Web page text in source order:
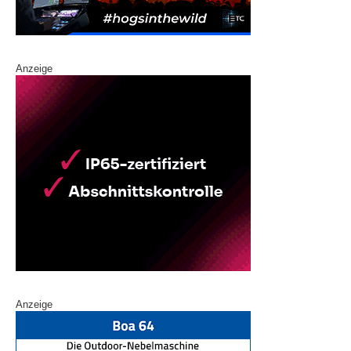
Anzeige
Anzeige